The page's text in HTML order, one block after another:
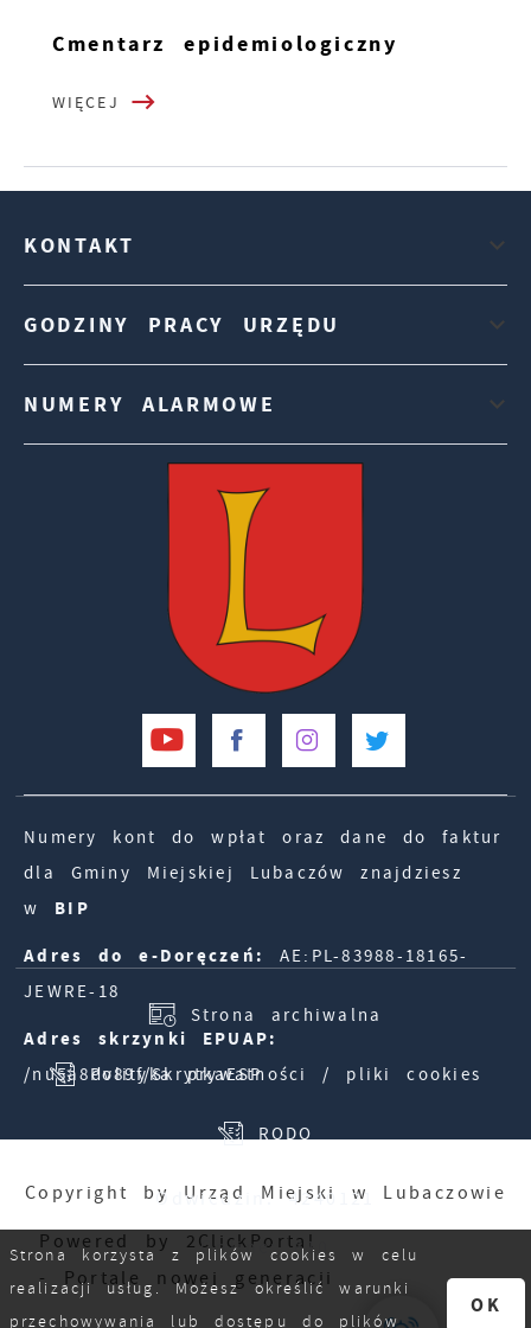
Cmentarz epidemiologiczny
WIĘCEJ
KONTAKT
GODZINY PRACY URZĘDU
NUMERY ALARMOWE
Numery kont do wpłat oraz dane do faktur
dla Gminy Miejskiej Lubaczów znajdziesz
w BIP
Adres do e-Doręczeń:
AE:PL-83988-18165-
JEWRE-18
Adres skrzynki EPUAP:
/nu5a8dv89f/SkrytkaESP
Strona archiwalna
Polityka prywatności / pliki cookies
RODO
Odwiedzin: 4240121
Online: 610
Copyright by Urząd Miejski w Lubaczowie
Powered by 2ClickPortal
- Portale nowej generacji
Strona korzysta z plików cookies w celu
realizacji usług. Możesz określić warunki
przechowywania lub dostępu do plików
OK